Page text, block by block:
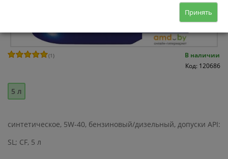
(1)
В наличии
Код: 120686
5 л
синтетическое, 5W-40, бензиновый/дизельный, допуски API:
SL; CF, 5 л
Принять